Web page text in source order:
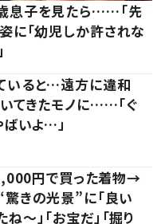
息子を見たら……「先
に「幼児しか許されな
いると…遠方に違和
てきたモノに……「ぐ
ばいよ…」
円で買った着物→
きの光景”に「良い
～」「お宝だ」「掘り